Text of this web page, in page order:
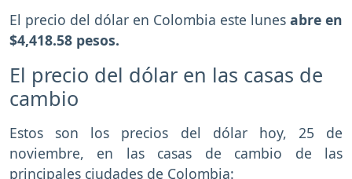
El precio del dólar en Colombia este lunes abre en
$4,418.58 pesos.
El precio del dólar en las casas de
cambio
Estos son los precios del dólar hoy, 25 de
noviembre, en las casas de cambio de las
principales ciudades de Colombia: